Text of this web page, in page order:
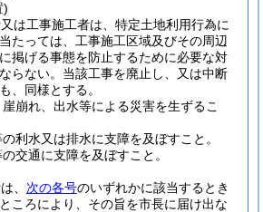
)
は工事施工者は、特定土地利用行為に
たっては、工事施工区域及びその周辺
掲げる事態を防止するために必要な対
らない。 当該工事を廃止し、又は中断
、同様とする。
崩れ、出水等による災害を生ずるこ
利水又は排水に支障を及ぼすこと。
交通に支障を及ぼすこと。
、 次の各号のいずれかに該当するとき
ころにより、その旨を市長に届け出な